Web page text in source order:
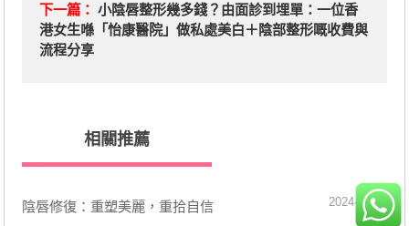
下一篇： 小陰唇整形幾多錢？由面診到埋單：一位香
港女生喺「怡康醫院」做私處美白＋陰部整形嘅收費與
流程分享
相關推薦
​陰唇修復：重塑美麗，重拾自信 2024-04-23